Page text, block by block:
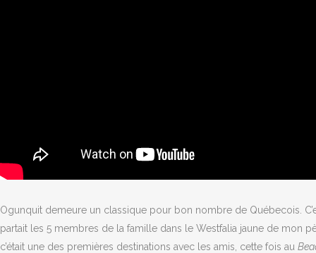
Ogunquit demeure un classique pour bon nombre de Québecois.
partait les 5 membres de la famille dans le Westfalia jaune de mon
c’était une des premières destinations avec les amis, cette fois au